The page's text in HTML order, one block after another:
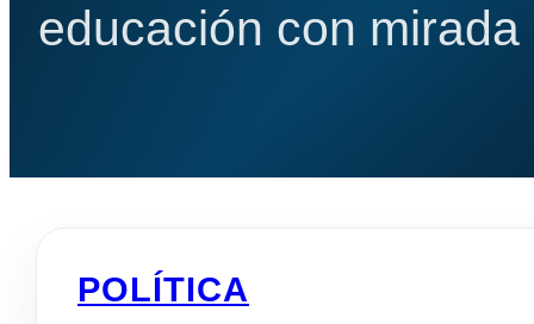
educación con
POLÍTICA